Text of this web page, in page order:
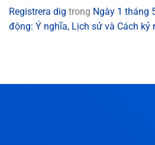
Registrera dig trong Ngày 1 tháng
động: Ý nghĩa, Lịch sử và Cách kỷ